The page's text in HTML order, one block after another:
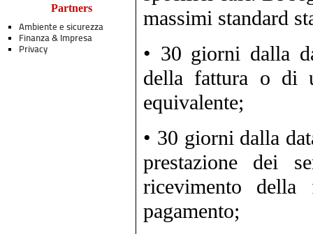
Partners
Ambiente e sicurezza
Finanza & Impresa
Privacy
massimi standard
• 30 giorni dalla
della fattura o di
equivalente;
• 30 giorni dalla
prestazione dei
ricevimento
pagamento;